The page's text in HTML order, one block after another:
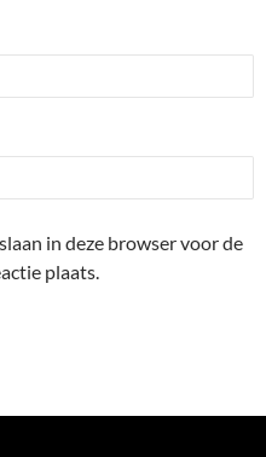
in deze browser voor de
plaats.